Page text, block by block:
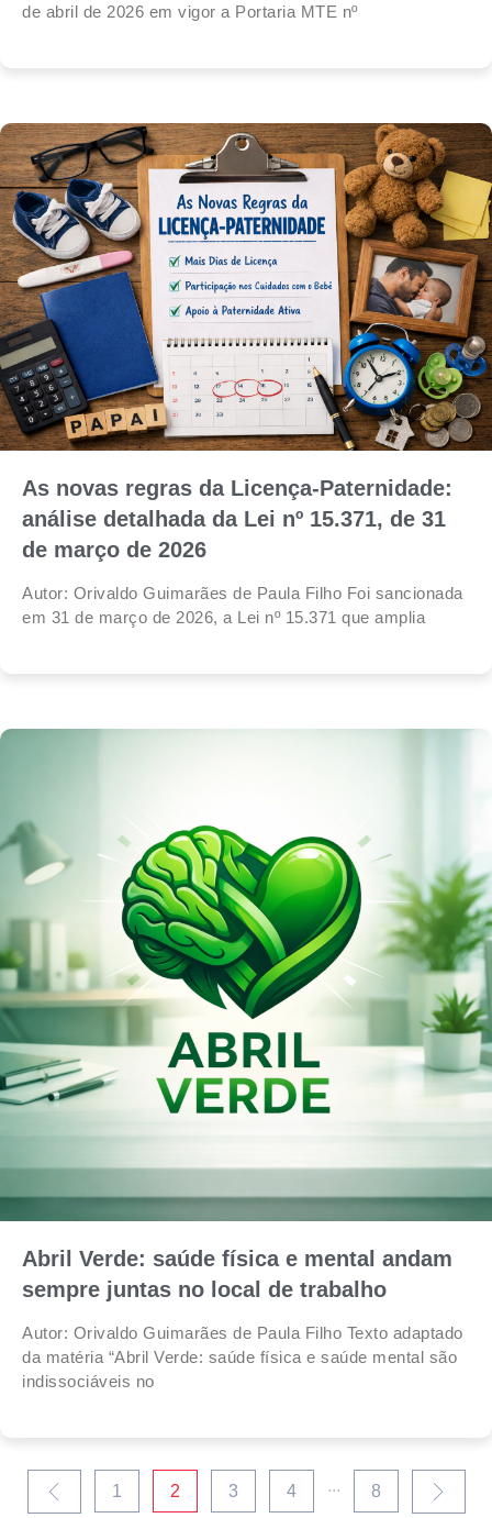
de abril de 2026 em vigor a Portaria MTE nº
As novas regras da Licença-Paternidade:
análise detalhada da Lei nº 15.371, de 31
de março de 2026
Autor: Orivaldo Guimarães de Paula Filho Foi sancionada
em 31 de março de 2026, a Lei nº 15.371 que amplia
Abril Verde: saúde física e mental andam
sempre juntas no local de trabalho
Autor: Orivaldo Guimarães de Paula Filho Texto adaptado
da matéria “Abril Verde: saúde física e saúde mental são
indissociáveis no
1 2 3 4 ... 8